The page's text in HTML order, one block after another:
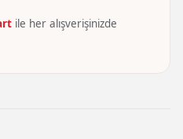
ile her alışverişinizde